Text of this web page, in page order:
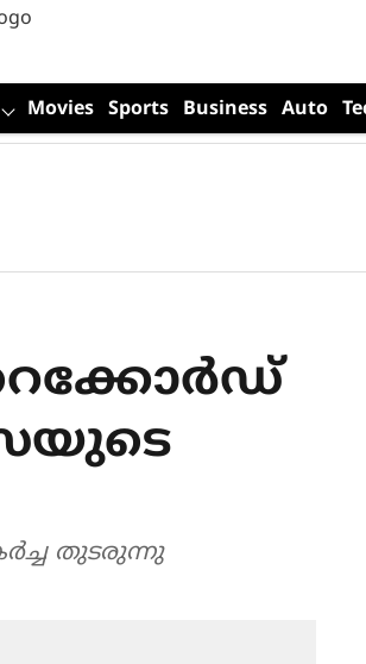
Movies Sports Business Auto
തുടരുന്നു